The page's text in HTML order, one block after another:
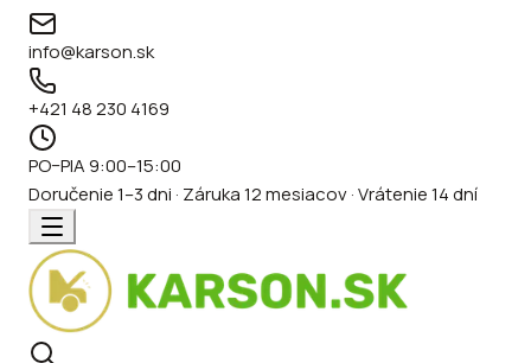
info@karson.sk
+421 48 230 4169
PO–PIA 9:00–15:00
Doručenie 1–3 dni · Záruka 12 mesiacov · Vrátenie 14 dní